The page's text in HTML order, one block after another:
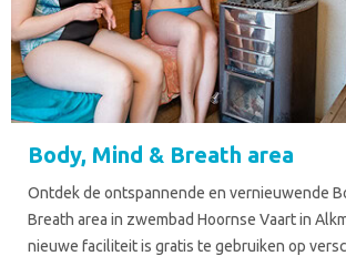
Body, Mind & Breath area
Ontdek de ontspannende en vernieuwende
Breath area in zwembad Hoornse Vaart in
nieuwe faciliteit is gratis te gebruiken op